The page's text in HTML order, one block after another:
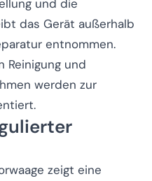
und die
das Gerät außerhalb
entnommen.
Reinigung und
werden zur
zeigt eine